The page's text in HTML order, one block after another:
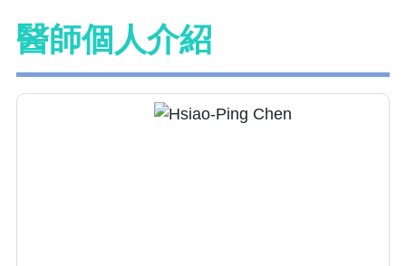
醫師個人介紹